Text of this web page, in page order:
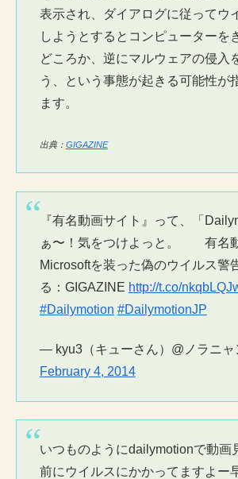
表示され、ダイアログに従ってウ
しようとするとコンピューターを
どころか、逆にマルウェアの侵入
う、という事態が起きる可能性が
ます。
出典： GIGAZINE
『有名動画サイト』って、「
ぁ〜！気をつけよっと。 有名
Microsoftを装った偽のウイルス警
る：GIGAZINE http://t.co/
#Dailymotion #DailymotionJP
— kyu3（キューさん）@ノラニャ
February 4, 2014
いつものようにdailymotionで動画
前にウイルスにかかってますよー